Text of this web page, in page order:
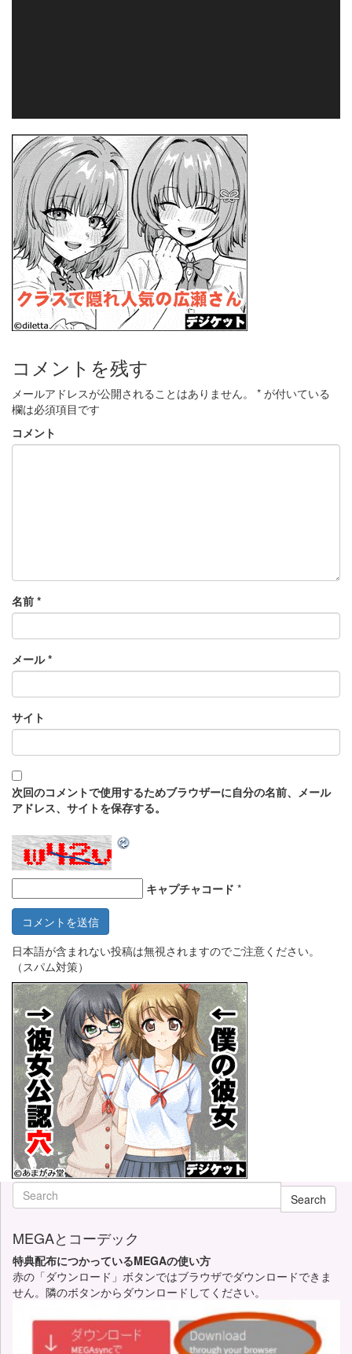
コメントを残す
メールアドレスが公開されることはありません。 * が付いている
欄は必須項目です
コメント
名前 *
メール*
サイト
次回のコメントで使用するためブラウザーに自分の名前、メール
アドレス、サイトを保存する。
キャプチャコード *
日本語が含まれない投稿は無視されますのでご注意ください。
（スパム対策）
Search
MEGAとコーデック
特典配布につかっているMEGAの使い方
赤の「ダウンロード」ボタンではブラウザでダウンロードできま
せん。隣のボタンからダウンロードしてください。